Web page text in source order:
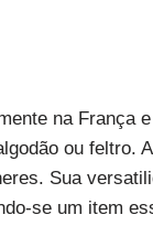
na França
ou feltro.
Sua
se um item